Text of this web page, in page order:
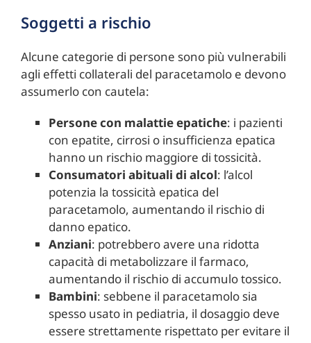
Soggetti a rischio
Alcune categorie di persone sono più vulnerabili
agli effetti collaterali del paracetamolo e devono
assumerlo con cautela:
Persone con malattie epatiche: i pazienti
con epatite, cirrosi o insufficienza epatica
hanno un rischio maggiore di tossicità.
Consumatori abituali di alcol: l’alcol
potenzia la tossicità epatica del
paracetamolo, aumentando il rischio di
danno epatico.
Anziani: potrebbero avere una ridotta
capacità di metabolizzare il farmaco,
aumentando il rischio di accumulo tossico.
Bambini: sebbene il paracetamolo sia
spesso usato in pediatria, il dosaggio deve
essere strettamente rispettato per evitare il